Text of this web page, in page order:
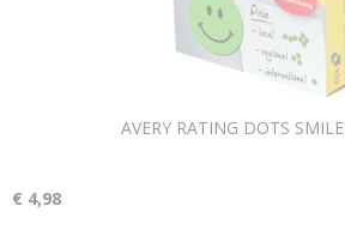
AVERY RATING DOTS
€ 4,98